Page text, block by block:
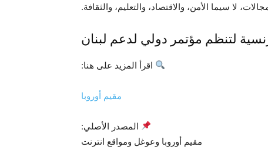
لا سيما الأمن، والاقتصاد، والتعليم، والثقافة.
لتنظم مؤتمر دولي لدعم لبنان
اقرأ المزيد على هنا:
مقيم أوروبا
المصدر الأصلي:
مقيم أوروبا وعوغل ومواقع انترنت